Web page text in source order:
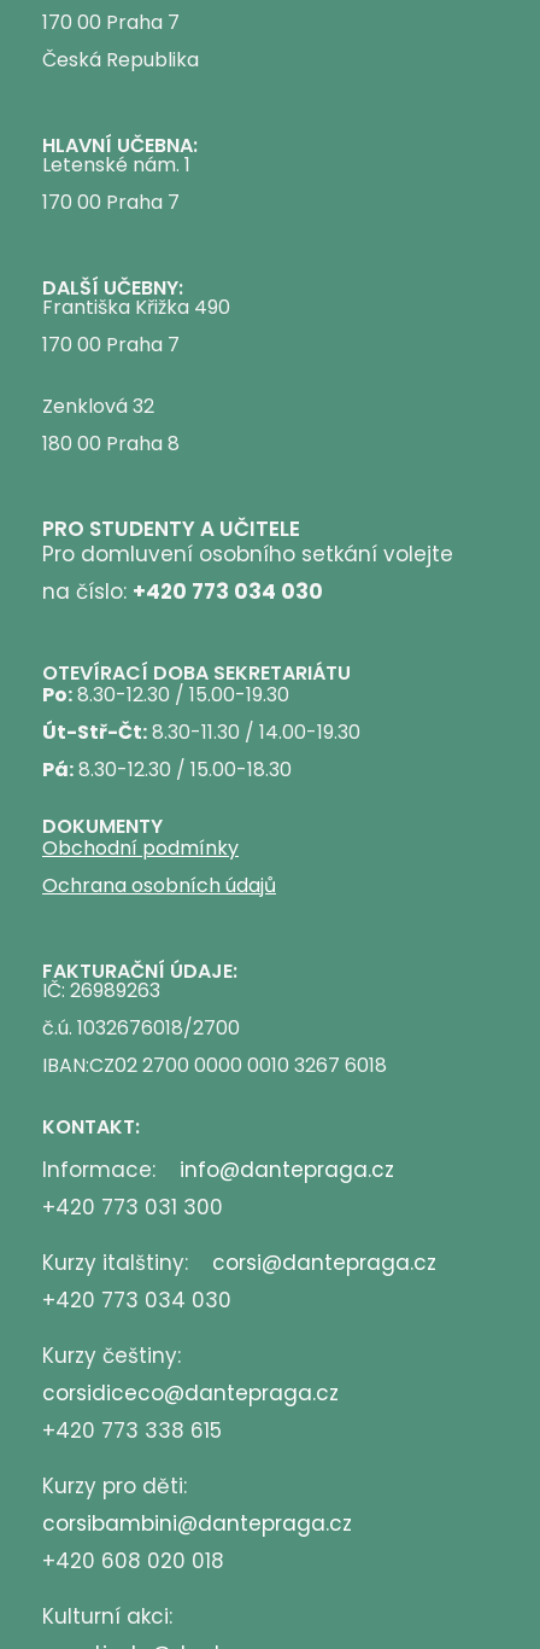
170 00 Praha 7
Česká Republika
HLAVNÍ UČEBNA:
Letenské nám. 1
170 00 Praha 7
DALŠÍ UČEBNY:
Františka Křižka 490
170 00 Praha 7
Zenklová 32
180 00 Praha 8
PRO STUDENTY A UČITELE
Pro domluvení osobního setkání volejte
na číslo: +420 773 034 030
OTEVÍRACÍ DOBA SEKRETARIÁTU
Po:8.30-12.30 / 15.00-19.30
Út-Stř-Čt:8.30-11.30 / 14.00-19.30
Pá:8.30-12.30 / 15.00-18.30
DOKUMENTY
Obchodní podmínky
Ochrana osobních údajů
FAKTURAČNÍ ÚDAJE:
IČ: 26989263
č.ú. 1032676018/2700
IBAN:CZ02 2700 0000 0010 3267 6018
KONTAKT:
Informace:
info@dantepraga.cz
+420 773 031 300
Kurzy italštiny:
corsi@dantepraga.cz
+420 773 034 030
Kurzy češtiny:
corsidiceco@dantepraga.cz
+420 773 338 615
Kurzy pro děti:
corsibambini@dantepraga.cz
+420 608 020 018
Kulturní akci: